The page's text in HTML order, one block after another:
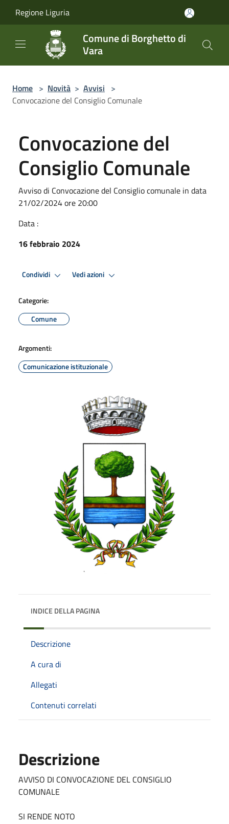
Regione Liguria
Comune di Borghetto di
Vara
Home > Novità > Avvisi >
Convocazione del Consiglio Comunale
Convocazione del
Consiglio Comunale
Avviso di Convocazione del Consiglio comunale in data
21/02/2024 ore 20:00
Data :
16 febbraio 2024
Condividi Vedi azioni
Categorie:
Comune
Argomenti:
Comunicazione istituzionale
INDICE DELLA PAGINA
Descrizione
A cura di
Allegati
Contenuti correlati
Descrizione
AVVISO DI CONVOCAZIONE DEL CONSIGLIO
COMUNALE
SI RENDE NOTO